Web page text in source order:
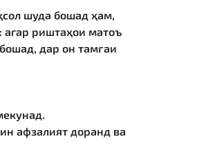
шуда бошад ҳам,
агар риштаҳои матоъ
дар он тамғаи
афзалият доранд ва